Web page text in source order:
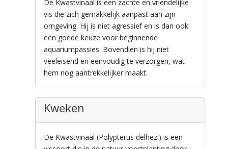
De Kwastvinaal is een zachte en vriendelijke
vis die zich gemakkelijk aanpast aan zijn
omgeving. Hij is niet agressief en is dan ook
een goede keuze voor beginnende
aquariumpassies. Bovendien is hij niet
veeleisend en eenvoudig te verzorgen, wat
hem nog aantrekkelijker maakt.
Kweken
De Kwastvinaal (Polypterus delhezi) is een